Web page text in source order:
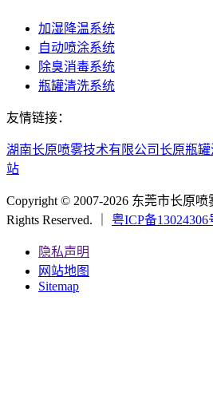
加湿降温系统
自动喷涂系统
除臭消毒系统
瓶罐清洗系统
友情链接：
湖南长原喷雾技术有限公司长原瓶
站
Copyright © 2007-2026 东莞市长原
Rights Reserved. ｜ 粤ICP备13024306
隐私声明
网站地图
Sitemap